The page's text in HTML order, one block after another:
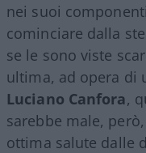
nei suoi
cominciare dalla
se le sono viste
ultima, ad opera di
Luciano Canfora,
sarebbe male,
ottima salute dalle